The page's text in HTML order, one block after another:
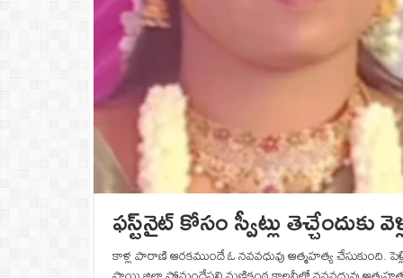
ఫస్ట్‌నైట్ కోసం స్వీట్లు
కాళ్ల పారాణి ఆరకముందే ఓ నవవధువు ఆత్మహత్య చేసుకుంది.